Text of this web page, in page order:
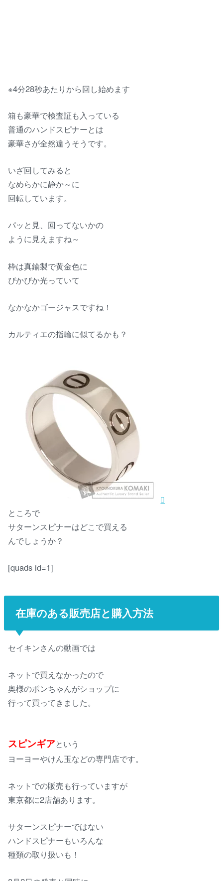
※4分28秒あたりから回し始めます
箱も豪華で検査証も入っている
普通のハンドスピナーとは
豪華さが全然違うそうです。
いざ回してみると
なめらかに静か～に
回転しています。
パッと見、回ってないかの
ように見えますね～
枠は真鍮製で黄金色に
ぴかぴか光っていて
なかなかゴージャスですね！
カルティエの指輪に似てるかも？
ところで
サターンスピナーはどこで買える
んでしょうか？
[quads id=1]
在庫のある販売店と購入方法
セイキンさんの動画では
ネットで買えなかったので
奥様のポンちゃんがショップに
行って買ってきました。
スピンギアという
ヨーヨーやけん玉などの専門店です。
ネットでの販売も行っていますが
東京都に2店舗あります。
サターンスピナーではない
ハンドスピナーもいろんな
種類の取り扱いも！